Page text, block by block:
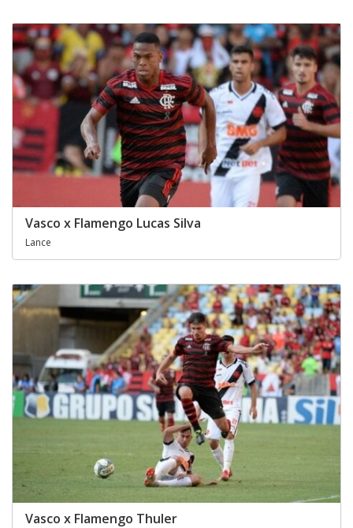
Vasco x Flamengo Lucas Silva
Lance
Vasco x Flamengo Thuler